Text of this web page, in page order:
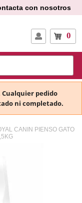
con nosotros
0
Cualquier pedido
ni completado.
CANIN PIENSO GATO